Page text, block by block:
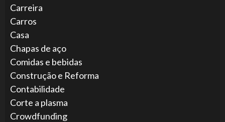
Carreira
Carros
Casa
Chapas de aço
Comidas e bebidas
Construção e Reforma
Contabilidade
Corte a plasma
Crowdfunding